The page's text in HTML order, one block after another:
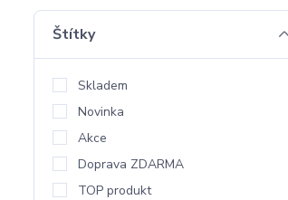
Štítky
Skladem
Novinka
Akce
Doprava ZDARMA
TOP produkt